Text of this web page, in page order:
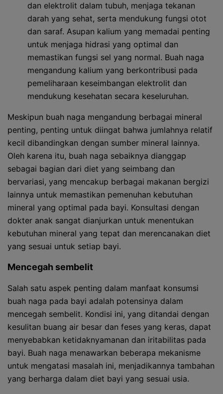
dan elektrolit dalam tubuh, menjaga tekanan
darah yang sehat, serta mendukung fungsi otot
dan saraf. Asupan kalium yang memadai penting
untuk menjaga hidrasi yang optimal dan
memastikan fungsi sel yang normal. Buah naga
mengandung kalium yang berkontribusi pada
pemeliharaan keseimbangan elektrolit dan
mendukung kesehatan secara keseluruhan.
Meskipun buah naga mengandung berbagai mineral
penting, penting untuk diingat bahwa jumlahnya relatif
kecil dibandingkan dengan sumber mineral lainnya.
Oleh karena itu, buah naga sebaiknya dianggap
sebagai bagian dari diet yang seimbang dan
bervariasi, yang mencakup berbagai makanan bergizi
lainnya untuk memastikan pemenuhan kebutuhan
mineral yang optimal pada bayi. Konsultasi dengan
dokter anak sangat dianjurkan untuk menentukan
kebutuhan mineral yang tepat dan merencanakan diet
yang sesuai untuk setiap bayi.
Mencegah sembelit
Salah satu aspek penting dalam manfaat konsumsi
buah naga pada bayi adalah potensinya dalam
mencegah sembelit. Kondisi ini, yang ditandai dengan
kesulitan buang air besar dan feses yang keras, dapat
menyebabkan ketidaknyamanan dan iritabilitas pada
bayi. Buah naga menawarkan beberapa mekanisme
untuk mengatasi masalah ini, menjadikannya tambahan
yang berharga dalam diet bayi yang sesuai usia.